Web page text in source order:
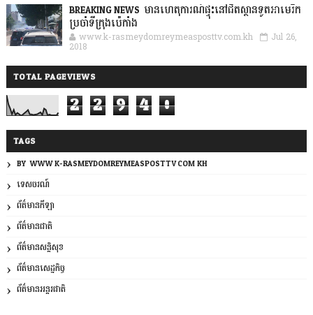
BREAKING NEWS: មានហេតុការណ៍ផ្ទុះនៅជិតស្ថានទូតអាមេរិក
ប្រចាំទីក្រុងប៉េកាំង
www.k-rasmeydomreymeasposttv.com.kh Jul 26,
2018
TOTAL PAGEVIEWS
2 2 9 4 0
TAGS
BY: WWW.K-RASMEYDOMREYMEASPOSTTV.COM.KH
ទេសចរណ៍
ព័ត៌មានកីឡា
ព័ត៌មានជាតិ
ព័ត៌មានសន្តិសុខ
ព័ត៌មានសេដ្ឋកិច្ច
ព័ត៌មានអន្តរជាតិ